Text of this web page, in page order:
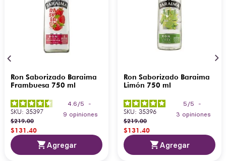
Ron Saborizado Baraima
Frambuesa 750 ml
4.6 /5
-
9 opiniones
SKU: 35397
$219.00
$131.40
Agregar
Ron Saborizado Baraima
Limón 750 ml
5 /5
-
3 opiniones
SKU: 35396
$219.00
$131.40
Agregar